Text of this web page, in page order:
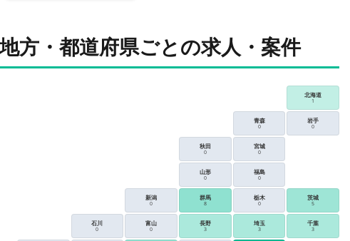
方・都道府県ごとの求人・案件
北海道
1
青森
0
岩手
0
秋田
0
宮城
0
山形
0
福島
0
新潟
0
群馬
8
栃木
0
茨城
5
石川
0
富山
0
長野
3
埼玉
3
千葉
3